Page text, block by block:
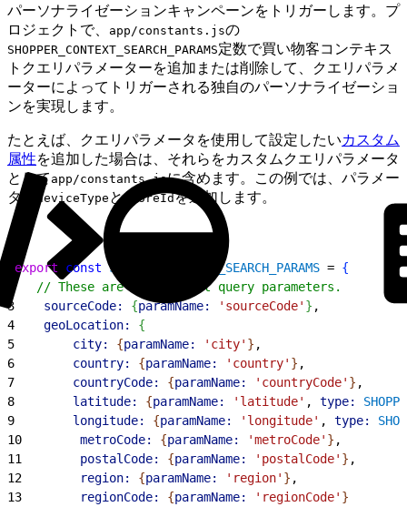
パーソナライゼーションキャンペーンをトリガーします。プ
ロジェクトで、
app/constants.jsの
SHOPPER_CONTEXT_SEARCH_PARAMS定数で買い物客コンテキス
トクエリパラメーターを追加または削除して、クエリパラメ
ーターによってトリガーされる独自のパーソナライゼーショ
ンを実現します。
たとえば、クエリパラメータを使用して設定したいカスタム
属性を追加した場合は、それらをカスタムクエリパラメータ
として app/constants.jsに含めます。この例では、パラメー
ター
deviceType とstoreIdを追加します。
export const SHOPPER_CONTEXT_SEARCH_PARAMS = {
   // These are the default query parameters.
3
    sourceCode:
{paramName: 'sourceCode' } ,
4
    geoLocation:
{
5
        city:
{paramName: 'city' } ,
6
        country:
{paramName: 'country' } ,
7
        countryCode:
{paramName: 'countryCode' } ,
8
        latitude:
{paramName: 'latitude' , type:
9
        longitude:
{paramName: 'longitude' , type:
10
        metroCode:
{paramName: 'metroCode' } ,
11
        postalCode:
{paramName: 'postalCode' } ,
12
        region:
{paramName: 'region' } ,
13
        regionCode:
{paramName: 'regionCode' }